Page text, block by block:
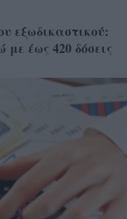
εξωδικαστικού:
έως 420 δόσεις